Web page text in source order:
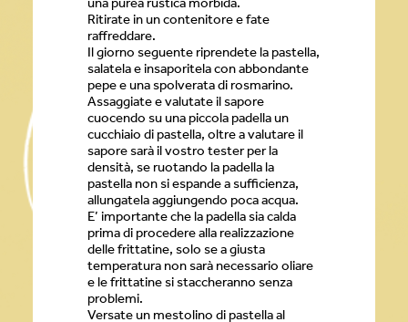
Ritirate in un contenitore e fate
raffreddare.
Il giorno seguente riprendete la pastella,
salatela e insaporitela con abbondante
pepe e una spolverata di rosmarino.
Assaggiate e valutate il sapore
cuocendo su una piccola padella un
cucchiaio di pastella, oltre a valutare il
sapore sarà il vostro tester per la
densità, se ruotando la padella la
pastella non si espande a sufficienza,
allungatela aggiungendo poca acqua.
E’ importante che la padella sia calda
prima di procedere alla realizzazione
delle frittatine, solo se a giusta
temperatura non sarà necessario oliare
e le frittatine si staccheranno senza
problemi.
Versate un mestolino di pastella al